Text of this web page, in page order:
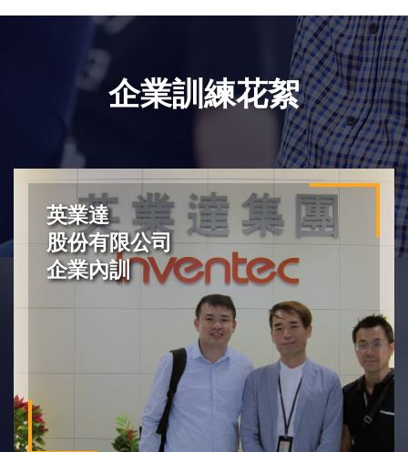
企業訓練花絮
英業達
股份有限公司
企業內訓